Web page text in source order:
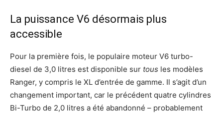
La puissance V6 désormais plus
accessible
Pour la première fois, le populaire moteur V6 turbo-
diesel de 3,0 litres est disponible sur tous les modèles
Ranger, y compris le XL d’entrée de gamme. Il s’agit d’un
changement important, car le précédent quatre cylindres
Bi-Turbo de 2,0 litres a été abandonné – probablement